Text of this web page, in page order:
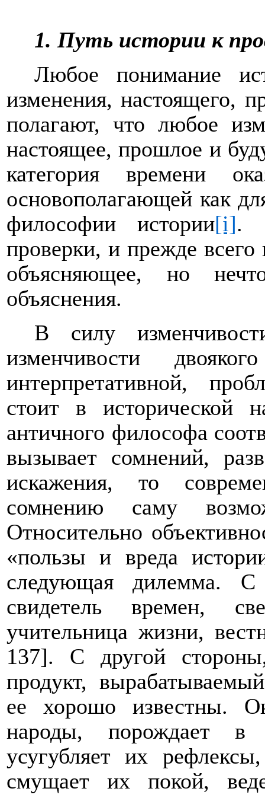
1. Путь истории к
Любое понимание
изменения, настоящего,
полагают, что любое
настоящее, прошлое и
категория времени
основополагающей как
философии истории[i].
проверки, и прежде всего
объясняющее, но
объяснения.
В силу
изменчивости
интерпретативной,
стоит в исторической
античного философа
вызывает сомнений,
искажения, то
сомнению саму
Относительно
«пользы и вреда
следующая дилемма.
свидетель времен,
учительница жизни,
137]. С другой
продукт,
ее хорошо известны.
народы, порождает в
усугубляет их
смущает их покой,